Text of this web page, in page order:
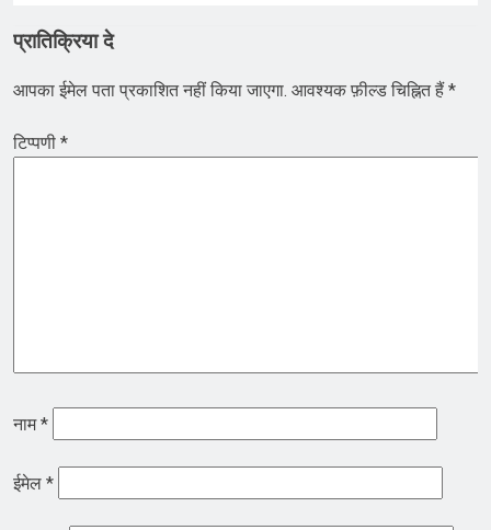
प्रातिक्रिया दे
आपका ईमेल पता प्रकाशित नहीं किया जाएगा. आवश्यक फ़ील्ड चिह्नित हैं*
टिप्पणी *
नाम*
ईमेल *